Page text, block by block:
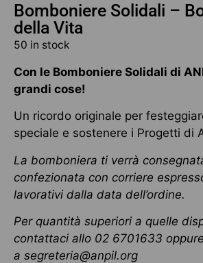
Bomboniere Solidali –
della Vita
50 in stock
Con le Bomboniere Solidali di
grandi cose!
Un ricordo originale per
speciale e sostenere i Progetti di
La bomboniera ti verrà
confezionata con corriere
lavorativi dalla data dell’ordine.
Per quantità superiori a quelle
contattaci allo 02 6701633
a segreteria@anpil.org